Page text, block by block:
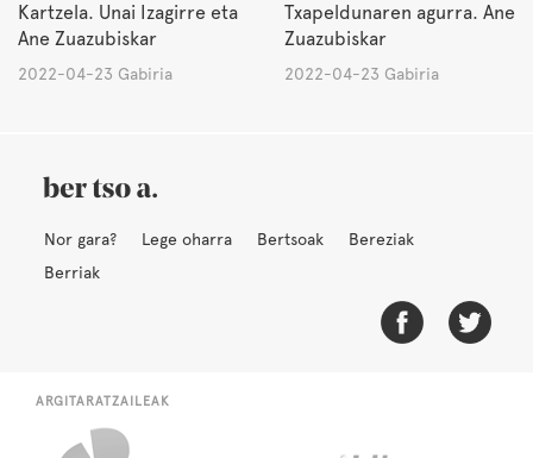
Kartzela. Unai Izagirre eta
Ane Zuazubiskar
2022-04-23 Gabiria
Txapeldunaren agurra. Ane
Zuazubiskar
2022-04-23 Gabiria
Nor gara? Lege oharra Bertsoak
Bereziak
Berriak
ARGITARATZAILEAK